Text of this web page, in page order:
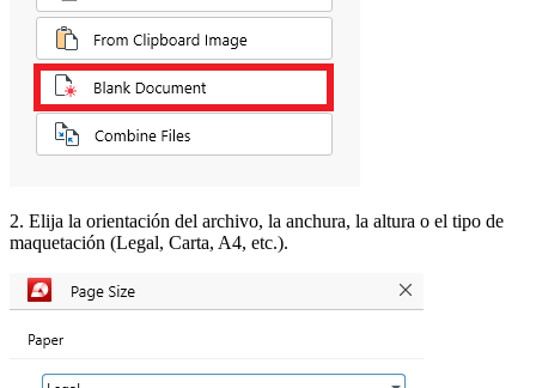
2. Elija la orientación del archivo, la anchura, la altura o el tipo de
maquetación (Legal, Carta, A4, etc.).